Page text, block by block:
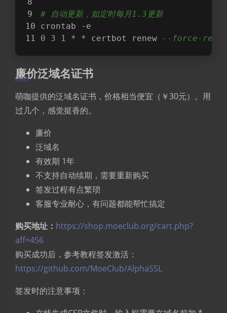
# 自动更新，如定时每月1.3更新
crontab -e
0
3 1 * * certbot renew --force-
廉价泛域名证书
萌咖提供的泛域名证书，价格相当便宜（￥30元）。用
过几个，感觉挺香的。
廉价
泛域名
有效期 1年
不支持自动续期，需要重新购买
签发过程有点繁琐
客服专业耐心，有问题都能帮忙搞定
购买地址： https://shop.moeclub.org/cart.php?
aff=456
购买成功后，参考教程签发激活：
https://github.com/MoeClub/AlphaSSL
签发时的注意事项：